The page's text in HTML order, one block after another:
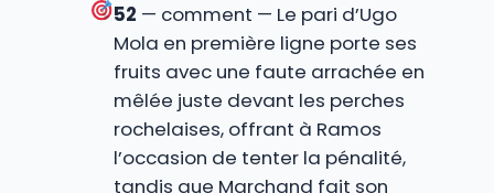
52 — comment — Le pari d’Ugo
Mola en première ligne porte ses
fruits avec une faute arrachée en
mêlée juste devant les perches
rochelaises, offrant à Ramos
l’occasion de tenter la pénalité,
tandis que Marchand fait son